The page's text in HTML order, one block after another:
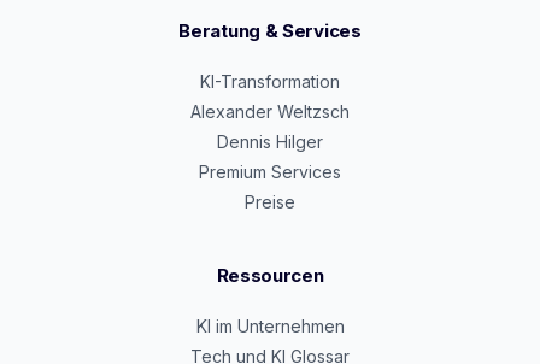
Beratung & Services
KI-Transformation
Alexander Weltzsch
Dennis Hilger
Premium Services
Preise
Ressourcen
KI im Unternehmen
Tech und KI Glossar